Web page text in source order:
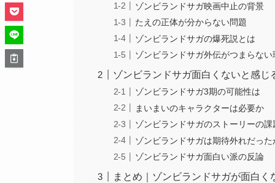
ゾンビランドサガ映画中止の背景
たえの正体が分からない問題
ゾンビランドサガの爆死説とは
ゾンビランドサガ外伝がつまらない
ゾンビランドサガ面白くないと感じ
ゾンビランドサガ3期の可能性は
まいまいのキャラクターは必要か
ゾンビランドサガのストーリーの課
ゾンビランドサガは期待外れだった
ゾンビランドサガ面白い派の反論
まとめ｜ゾンビランドサガが面白